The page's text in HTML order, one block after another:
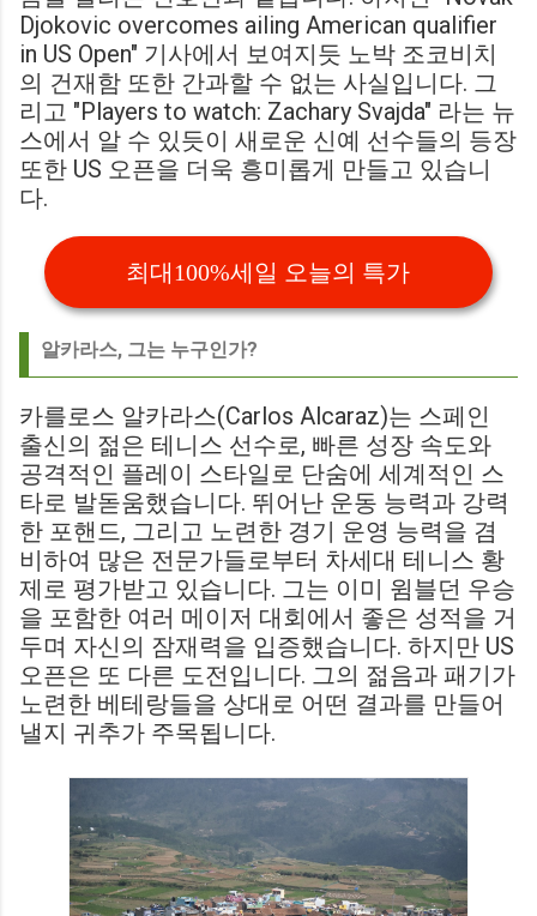
Djokovic overcomes ailing American qualifier
in US Open" 기사에서 보여지듯 노박 조코비치
의 건재함 또한 간과할 수 없는 사실입니다. 그
리고 "Players to watch: Zachary Svajda" 라는 뉴
스에서 알 수 있듯이 새로운 신예 선수들의 등장
또한 US 오픈을 더욱 흥미롭게 만들고 있습니
다.
최대100%세일 오늘의 특가
알카라스, 그는 누구인가?
카를로스 알카라스(Carlos Alcaraz)는 스페인
출신의 젊은 테니스 선수로, 빠른 성장 속도와
공격적인 플레이 스타일로 단숨에 세계적인 스
타로 발돋움했습니다. 뛰어난 운동 능력과 강력
한 포핸드, 그리고 노련한 경기 운영 능력을 겸
비하여 많은 전문가들로부터 차세대 테니스 황
제로 평가받고 있습니다. 그는 이미 윔블던 우승
을 포함한 여러 메이저 대회에서 좋은 성적을 거
두며 자신의 잠재력을 입증했습니다. 하지만 US
오픈은 또 다른 도전입니다. 그의 젊음과 패기가
노련한 베테랑들을 상대로 어떤 결과를 만들어
낼지 귀추가 주목됩니다.